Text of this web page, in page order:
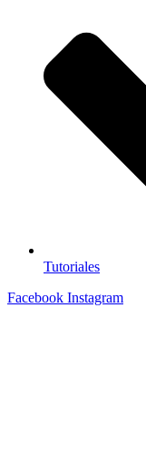
Tutoriales
Facebook Instagram